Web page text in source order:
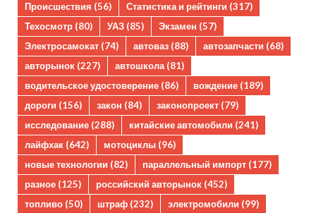
Происшествия (56) Статистика и рейтинги (317)
Техосмотр (80) УАЗ (85) Экзамен (57)
Электросамокат (74) автоваз (88) автозапчасти (68)
авторынок (227) автошкола(81)
водительское удостоверение (86) вождение (189)
дороги (156) закон (84) законопроект (79)
исследование (288) китайские автомобили (241)
лайфхак (642) мотоциклы (96)
новые технологии (82) параллельный импорт (177)
разное (125) российский авторынок (452)
топливо (50) штраф (232) электромобили (99)